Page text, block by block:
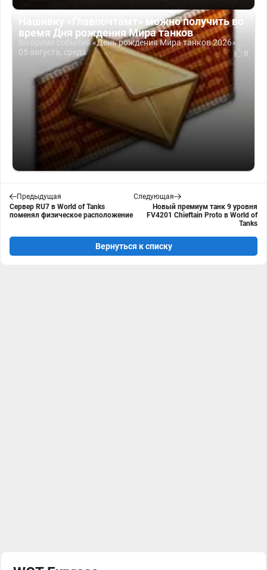
Нашивку «Главпочтамт» можно получить во
время Дня рождения Мира танков
Во время события «День рождения Мира танков 2026»...
05 августа, среда
8
Предыдущая
Сервер RU7 в World of Tanks
поменял физическое расположение
Следующая
Новый премиум танк 9 уровня
FV4201 Chieftain Proto в World of
Tanks
Вернуться к списку